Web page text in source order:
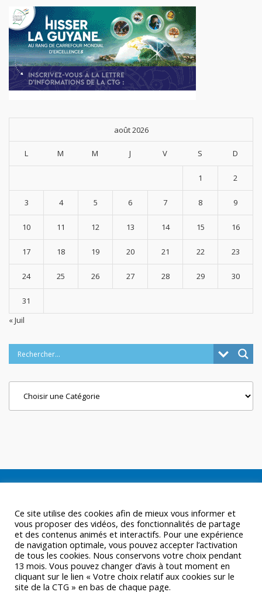
août 2026
L M M J V S D
1 2
3 4 5 6 7 8 9
10 11 12 13 14 15 16
17 18 19 20 21 22 23
24 25 26 27 28 29 30
31
« Juil
Ce site utilise des cookies afin de mieux vous informer et
vous proposer des vidéos, des fonctionnalités de partage
et des contenus animés et interactifs. Pour une expérience
de navigation optimale, vous pouvez accepter l’activation
de tous les cookies. Nous conservons votre choix pendant
13 mois. Vous pouvez changer d’avis à tout moment en
cliquant sur le lien « Votre choix relatif aux cookies sur le
site de la CTG » en bas de chaque page.